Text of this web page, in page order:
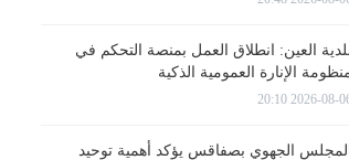
العين: انطلاق العمل بمنصة التحكم في
الإنارة العمومية الذكية
2026-08-06
الجهوي بصفاقس يؤكد أهمية توحيد